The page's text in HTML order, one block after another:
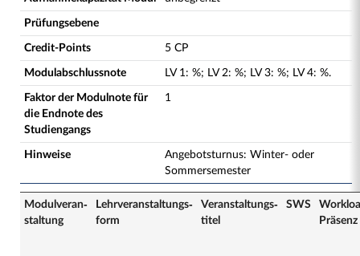
Prüfungsebene
Credit-Points 5 CP
Modulabschlussnote LV 1: %; LV 2: %; LV 3: %; LV 4: %.
Faktor der Modulnote für
die Endnote des
Studiengangs
1
Hinweise
Angebotsturnus: Winter- oder
Sommersemester
Modulveran­
staltung
Lehrveranstaltungs­
form
Veranstaltungs­
titel
SWS
Präsenz